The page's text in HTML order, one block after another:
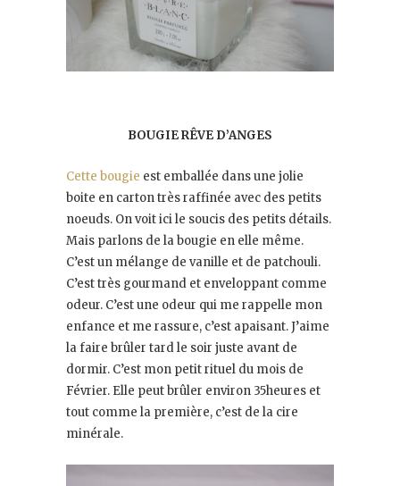
BOUGIE RÊVE D’ANGES
Cette bougie est emballée dans une jolie
boite en carton très raffinée avec des petits
noeuds. On voit ici le soucis des petits détails.
Mais parlons de la bougie en elle même.
C’est un mélange de vanille et de patchouli.
C’est très gourmand et enveloppant comme
odeur. C’est une odeur qui me rappelle mon
enfance et me rassure, c’est apaisant. J’aime
la faire brûler tard le soir juste avant de
dormir. C’est mon petit rituel du mois de
Février. Elle peut brûler environ 35heures et
tout comme la première, c’est de la cire
minérale.